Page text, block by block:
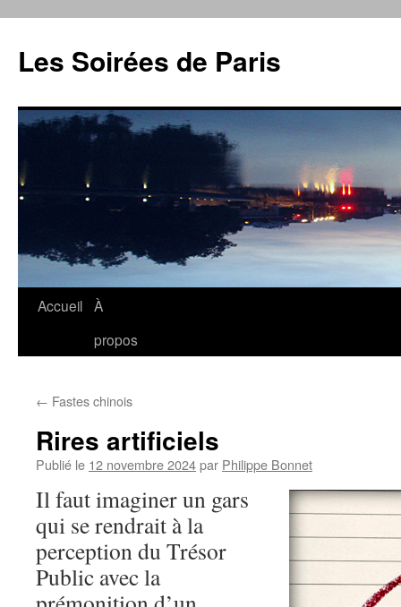
contenu
Les Soirées de Paris
Accueil À
propos
← Fastes chinois
Rires artificiels
Publié le 12 novembre 2024par Philippe Bonnet
Il faut imaginer un gars
qui se rendrait à la
perception du Trésor
Public avec la